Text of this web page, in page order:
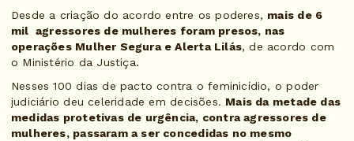
Desde a criação do acordo entre os poderes, mais de 6
mil agressores de mulheres foram presos, nas
operações Mulher Segura e Alerta Lilás, de acordo com
o Ministério da Justiça.
Nesses 100 dias de pacto contra o feminicídio, o poder
judiciário deu celeridade em decisões. Mais da metade das
medidas protetivas de urgência, contra agressores de
mulheres, passaram a ser concedidas no mesmo